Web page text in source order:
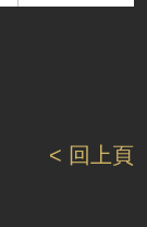
< 回上頁